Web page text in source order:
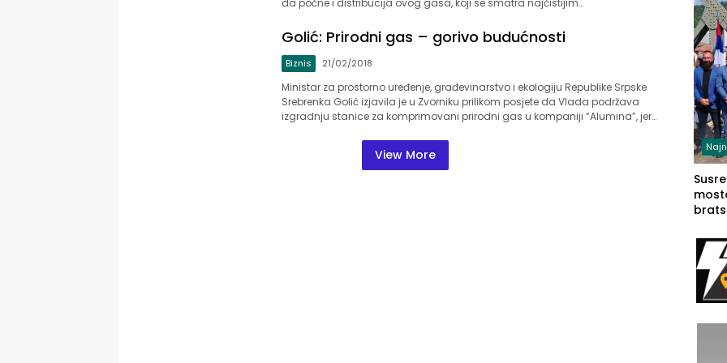
da počne i distribucija ovog gasa, koji se smatra najčistijim…
Golić: Prirodni gas – gorivo budućnosti
Biznis 21/02/2018
Ministar za prostorno uređenje, građevinarstvo i ekologiju Republike Srpske
Srebrenka Golić izjavila je u Zvorniku prilikom posjete da Vlada podržava
izgradnju stanice za komprimovani prirodni gas u kompaniji “Alumina”, jer…
View More